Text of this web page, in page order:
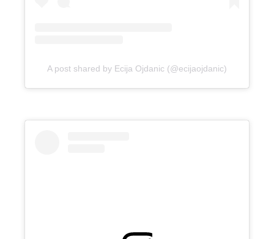
A post shared by Ecija Ojdanic (@ecijaojdanic)